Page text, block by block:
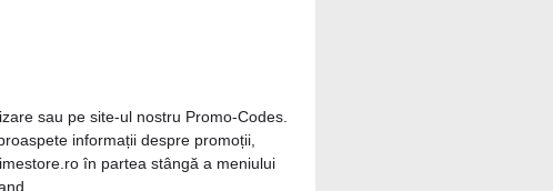
sau pe site-ul nostru Promo-Codes.
informații despre promoții,
în partea stângă a meniului